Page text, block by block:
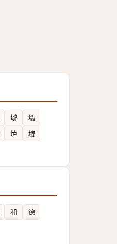
壀
㙼
垆 塶
和
德